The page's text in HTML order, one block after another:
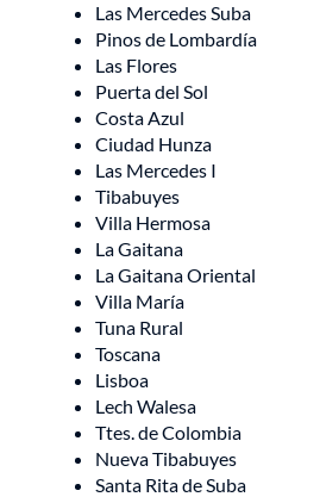
Las Mercedes Suba
Pinos de Lombardía
Las Flores
Puerta del Sol
Costa Azul
Ciudad Hunza
Las Mercedes I
Tibabuyes
Villa Hermosa
La Gaitana
La Gaitana Oriental
Villa María
Tuna Rural
Toscana
Lisboa
Lech Walesa
Ttes. de Colombia
Nueva Tibabuyes
Santa Rita de Suba